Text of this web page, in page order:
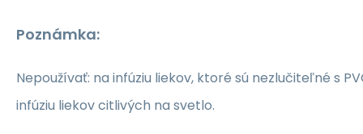
Poznámka:
Nepoužívať: na infúziu liekov, ktoré sú nezlučiteľné s
infúziu liekov citlivých na svetlo.